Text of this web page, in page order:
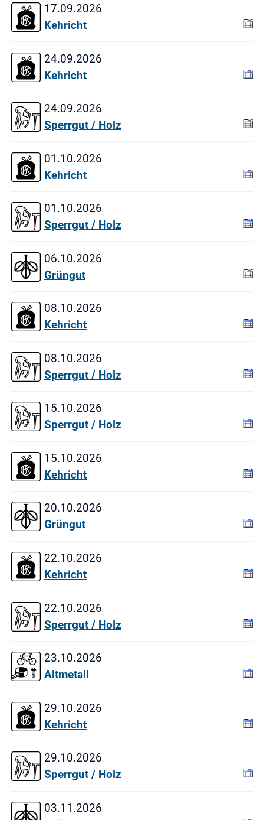
17.09.2026
Kehricht
24.09.2026
Kehricht
24.09.2026
Sperrgut / Holz
01.10.2026
Kehricht
01.10.2026
Sperrgut / Holz
06.10.2026
Grüngut
08.10.2026
Kehricht
08.10.2026
Sperrgut / Holz
15.10.2026
Sperrgut / Holz
15.10.2026
Kehricht
20.10.2026
Grüngut
22.10.2026
Kehricht
22.10.2026
Sperrgut / Holz
23.10.2026
Altmetall
29.10.2026
Kehricht
29.10.2026
Sperrgut / Holz
03.11.2026